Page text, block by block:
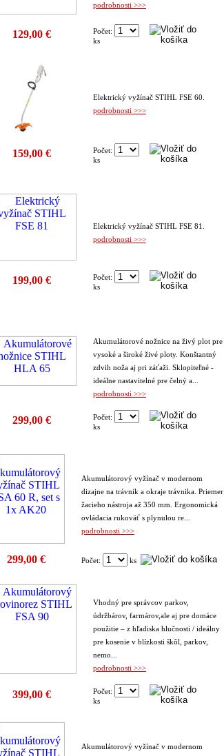
podrobnosti >>>
129,00 €
Počet:
ks
Elektrický vyžínač STIHL FSE 60.
podrobnosti >>>
159,00 €
Počet:
ks
Elektrický vyžínač STIHL FSE 81.
podrobnosti >>>
199,00 €
Počet:
ks
Akumulátorové nožnice na živý plot pre
vysoké a široké živé ploty. Konštantný
zdvih noža aj pri záťaži. Sklopiteľné -
ideálne nastavitelné pre čelný a...
podrobnosti >>>
299,00 €
Počet:
ks
Akumulátorový vyžínač v modernom
dizajne na trávnik a okraje trávnika. Priemer
žacieho nástroja až 350 mm. Ergonomická
ovládacia rukoväť s plynulou re...
podrobnosti >>>
299,00 € Počet: ks
Vhodný pre správcov parkov,
údržbárov, farmárov,ale aj pre domáce
použitie – z hľadiska hlučnosti / ideálny
pre kosenie v blízkosti škôl, parkov,
nemo...
podrobnosti >>>
399,00 €
Počet:
ks
Akumulátorový vyžínač v modernom